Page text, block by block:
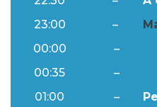
23:00
–
00:00
–
00:35
–
01:00
–